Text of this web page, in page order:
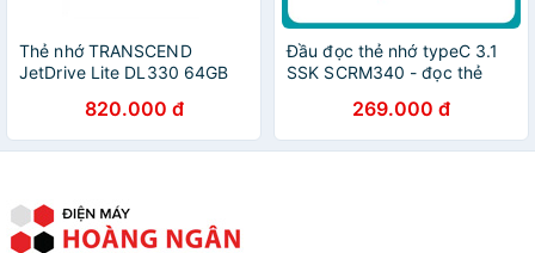
Thẻ nhớ TRANSCEND
JetDrive Lite DL330 64GB
820.000 đ
Đầu đọc thẻ nhớ typeC 3.1
SSK SCRM340 - đọc thẻ
Computer269.000 đ